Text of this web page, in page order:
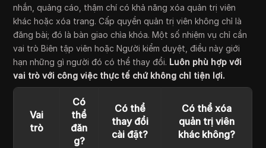
nhắn, quảng cáo, thậm chí có khả năng xóa quản trị viên
khác hoặc xóa trang. Cấp quyền quản trị viên không chỉ là
đăng bài; đó là bàn giao chìa khóa. Một số nhiệm vụ chỉ cần
vai trò Biên tập viên hoặc Người kiểm duyệt, điều này giới
hạn những gì người đó có thể thay đổi. Luôn phù hợp với
vai trò với công việc thực tế chứ không chỉ tiện lợi.
Vai
trò
Có
thể
đăn
g?
Có thể
thay đổi
cài đặt?
Có thể xóa
quản trị viên
khác không?